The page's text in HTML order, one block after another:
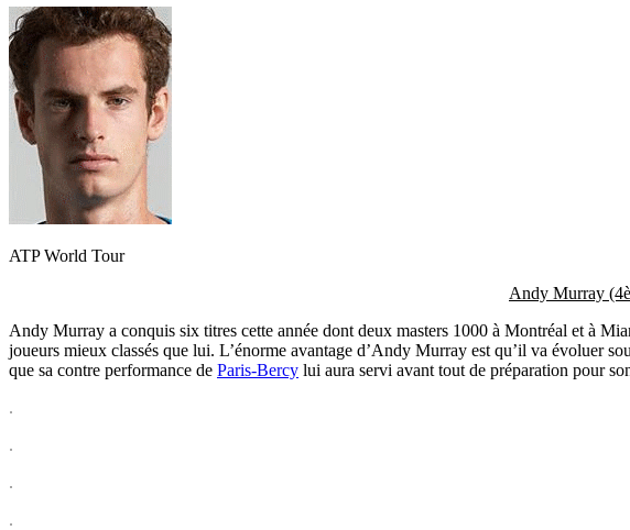
ATP World Tour
Andy Murray
Andy Murray a conquis six titres cette année dont deux masters 1000 à Montréal et à
joueurs mieux classés que lui. L’énorme avantage d’Andy Murray est qu’il va évoluer
que sa contre performance de Paris-Bercy lui aura servi avant tout de préparation pour
.
.
.
.